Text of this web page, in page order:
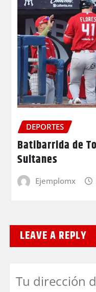
DEPORTES
Batibarrida de
Sultanes
Ejemplomx
LEAVE A REPLY
Tu dirección